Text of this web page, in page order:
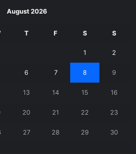
August 2026
T F S S
1 2
6 7 8 9
13 14 15 16
20 21 22 23
27 28 29 30